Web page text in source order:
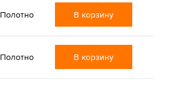
Полотно В корзину
Полотно В корзину